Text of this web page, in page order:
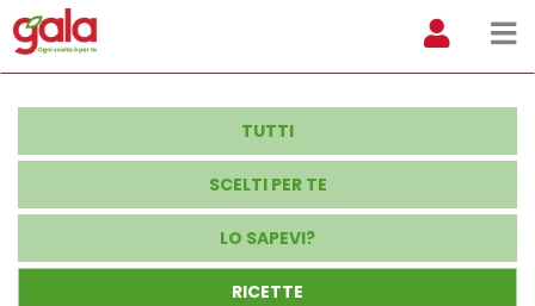
TUTTI
SCELTI PER TE
LO SAPEVI?
RICETTE